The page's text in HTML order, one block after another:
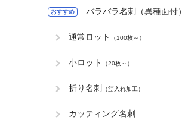
おすすめ バラバラ名刺（異種面付）
通常ロット （100枚～）
小ロット （20枚～）
折り名刺 （筋入れ加工）
カッティング名刺